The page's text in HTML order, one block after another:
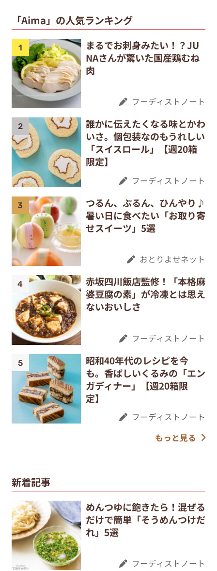
「Aima」の人気ランキング
まるでお刺身みたい！？JU
NAさんが驚いた国産鶏むね
肉
フーディストノート
誰かに伝えたくなる味とかわ
いさ。個包装なのもうれしい
「スイスロール」【週20箱
限定】
フーディストノート
つるん、ぷるん、ひんやり♪
暑い日に食べたい「お取り寄
せスイーツ」5選
おとりよせネット
赤坂四川飯店監修！「本格麻
婆豆腐の素」が冷凍とは思え
ないおいしさ
フーディストノート
昭和40年代のレシピを今
も。香ばしいくるみの「エン
ガディナー」【週20箱限
定】
フーディストノート
もっと見る
新着記事
めんつゆに飽きたら！混ぜる
だけで簡単「そうめんつけだ
れ」5選
フーディストノート